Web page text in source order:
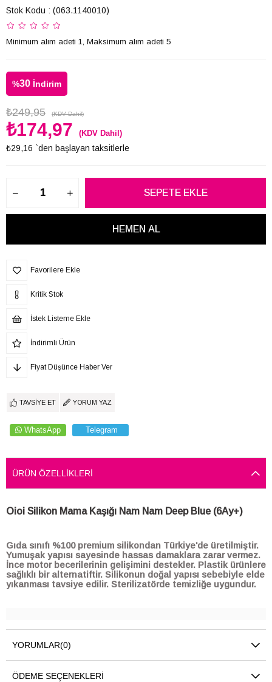
Stok Kodu (063.1140010)
Minimum alım adeti 1, Maksimum alım adeti 5
%30 İndirim
₺249,95 (KDV Dahil)
₺174,97 (KDV Dahil)
₺29,16 `den başlayan taksitlerle
Favorilere Ekle
Kritik Stok
İstek Listeme Ekle
İndirimli Ürün
Fiyat Düşünce Haber Ver
TAVSIYE ET YORUM YAZ
WhatsApp Telegram
ÜRÜN ÖZELLIKLERI
Oioi Silikon Mama Kaşığı Nam Nam Deep Blue (6Ay+)
Gıda sınıfı %100 premium silikondan Türkiye'de üretilmiştir.
Yumuşak yapısı sayesinde hassas damaklara zarar vermez.
İnce motor becerilerinin gelişimini destekler. Plastik ürünlere
sağlıklı bir alternatiftir. Silikonun doğal yapısı sebebiyle elde
yıkanması tavsiye edilir. Sterilizatörde temizliğe uygundur.
YORUMLAR(0)
ÖDEME SEÇENEKLERI